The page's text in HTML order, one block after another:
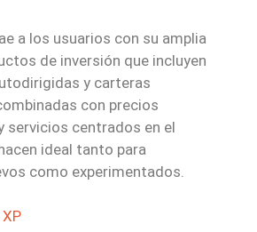
a los usuarios con su amplia
de inversión que incluyen
y carteras
con precios
servicios centrados en el
ideal tanto para
como experimentados.